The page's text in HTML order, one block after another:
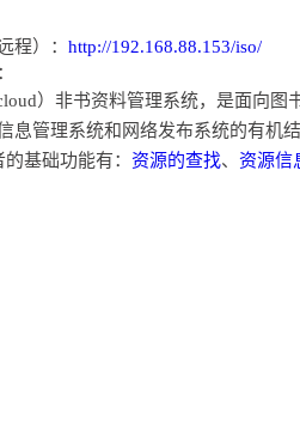
程） ： http://192.168.88.153/iso/
）非书资料管理系统，是面向
息管理系统和网络发布系统的有机
基础功能有： 资源的查找、 资源信